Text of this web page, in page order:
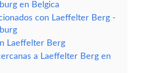
en Belgica
con Laeffelter Berg -
Laeffelter Berg
a Laeffelter Berg en